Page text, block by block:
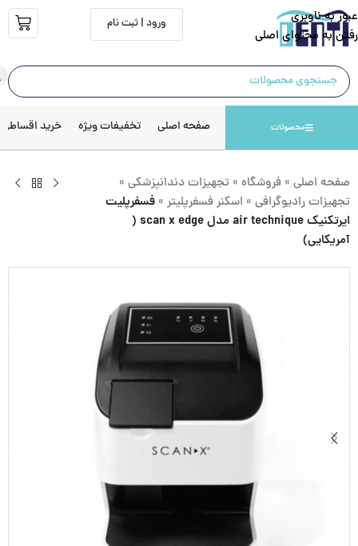
عبور به ناوبری
رفتن به محتوای اصلی
ورود | ثبت نام
محصولات صفحه اصلی تخفیفات ویژه خرید اقساطی
صفحه اصلی » فروشگاه » تجهیزات دندانپزشکی »
تجهیزات رادیوگرافی » اسکنر فسفرپلیتر » فسفرپلیت
ایرتکنیک air technique مدل scan x edge (
آمریکایی)